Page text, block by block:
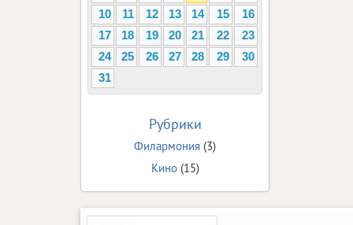
10
11 12 13 14 15
16
17
18 19 20 21 22
23
24
25 26 27 28 29
30
31
Рубрики
Филармония (3)
Кино(15)